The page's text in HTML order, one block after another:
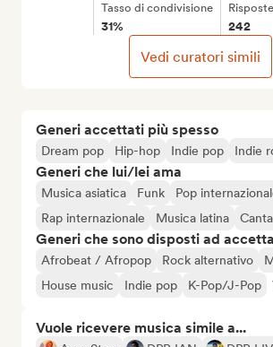
Generi accettati più spesso
Dream pop Hip-hop Indie pop Indie
Generi che lui/lei ama
Musica asiatica Funk
Pop
Rap internazionale
Musica latina
Generi che sono disposti ad
Afrobeat / Afropop Rock alternativo
House music
Indie pop K-Pop/J-Pop
Vuole ricevere musica simile a...
Tasso di condivisione
31% 242
Vedi curatori simili